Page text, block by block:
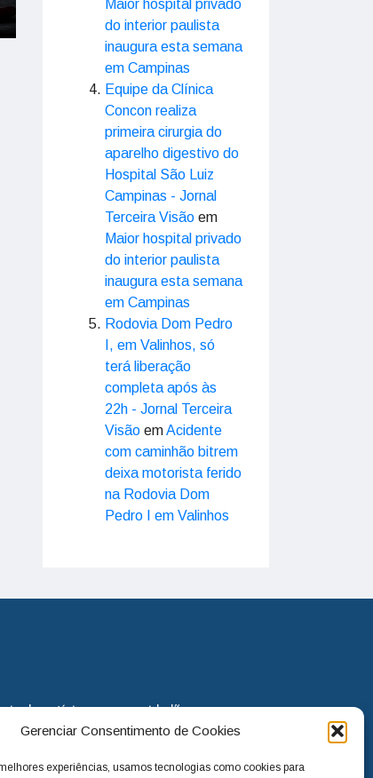
Gerenciar Consentimento de Cookies
experiências, usamos tecnologias como cookies para
Maior hospital privado
do interior paulista
inaugura esta semana
em Campinas
Equipe da Clínica
Concon realiza
primeira cirurgia do
aparelho digestivo do
Hospital São Luiz
Campinas - Jornal
Terceira Visão em
Maior hospital privado
do interior paulista
inaugura esta semana
em Campinas
Rodovia Dom Pedro
I, em Valinhos, só
terá liberação
completa após às
22h - Jornal Terceira
Visão emAcidente
com caminhão bitrem
deixa motorista ferido
na Rodovia Dom
Pedro I em Valinhos
de notícias para os cidadãos
continua assumindo o papel
deixamos de lado as
para a cidade e sempre